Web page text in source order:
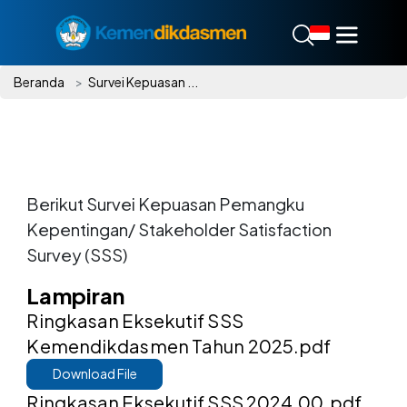
Beranda Survei Kepuasan ...
Berikut Survei Kepuasan Pemangku
Kepentingan/ Stakeholder Satisfaction
Survey (SSS)
Lampiran
Ringkasan Eksekutif SSS
Kemendikdasmen Tahun 2025.pdf
Download File
Ringkasan Eksekutif SSS 2024.00.pdf